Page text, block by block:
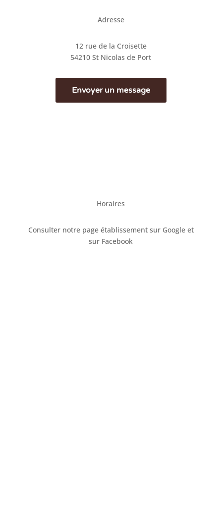
Adresse
12 rue de la Croisette
54210 St Nicolas de Port
Envoyer un message
Horaires
Consulter notre page établissement sur Google et
sur Facebook